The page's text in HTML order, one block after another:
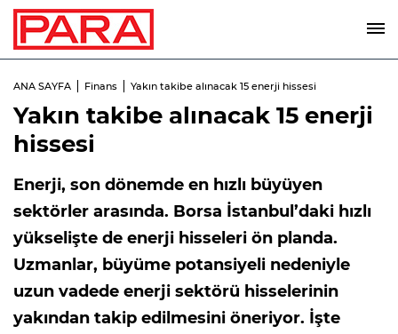
ANA SAYFA Finans Yakın takibe alınacak 15 enerji hissesi
Yakın takibe alınacak 15 enerji
hissesi
Enerji, son dönemde en hızlı büyüyen
sektörler arasında. Borsa İstanbul’daki hızlı
yükselişte de enerji hisseleri ön planda.
Uzmanlar, büyüme potansiyeli nedeniyle
uzun vadede enerji sektörü hisselerinin
yakından takip edilmesini öneriyor. İşte